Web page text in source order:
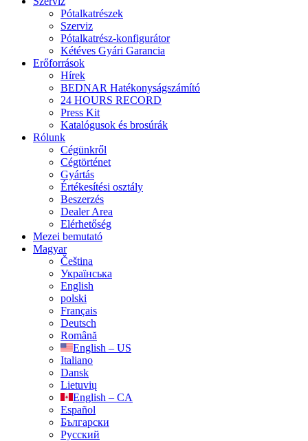
Pótalkatrészek
Szerviz
Pótalkatrész-konfigurátor
Kétéves Gyári Garancia
Erőforrások
Hírek
BEDNAR Hatékonyságszámító
24 HOURS RECORD
Press Kit
Katalógusok és brosúrák
Rólunk
Cégünkről
Cégtörténet
Gyártás
Értékesítési osztály
Beszerzés
Dealer Area
Elérhetőség
Mezei bemutató
Magyar
Čeština
Українська
English
polski
Français
Deutsch
Română
English – US
Italiano
Dansk
Lietuvių
English – CA
Español
Български
Русский